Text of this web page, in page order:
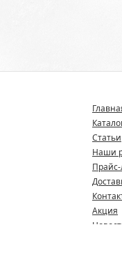
Статьи
Наши
Акция